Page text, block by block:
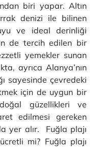
biri yapar. Altın
denizi ile bilinen
ve ideal derinliği
de tercih edilen bir
yemekler sunan
ayrıca Alanya’nın
sayesinde çevredeki
için de uygun bir
güzellikleri ve
edilmesi gereken
yer alır. Fuğla plajı
mi? Fuğla plajı